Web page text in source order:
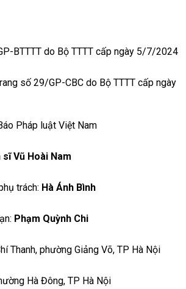
BTTTT do Bộ TTTT cấp ngày 5/7/2024
số 29/GP-CBC do Bộ TTTT cấp ngày
Pháp luật Việt Nam
sĩ Vũ Hoài Nam
trách: Hà Ánh Bình
Phạm Quỳnh Chi
Thanh, phường Giảng Võ, TP Hà Nội
Hà Đông, TP Hà Nội